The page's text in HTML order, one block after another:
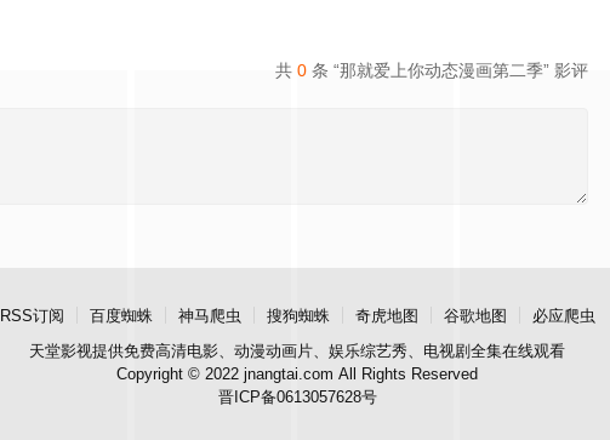
共 0 条 “那就爱上你动态漫画第二季” 影评
RSS订阅 百度蜘蛛 神马爬虫 搜狗蜘蛛 奇虎地图 谷歌地图
必应爬虫
天堂影视提供免费高清电影、动漫动画片、娱乐综艺秀、电视剧全集在线观看
Copyright © 2022 jnangtai.com All Rights Reserved
晋ICP备0613057628号